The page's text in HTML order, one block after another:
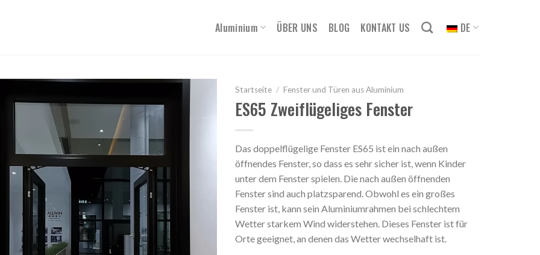
Aluminium ÜBER UNS BLOG KONTAKT US DE
Startseite / Fenster und Türen aus Aluminium
ES65 Zweiflügeliges Fenster
Das doppelflügelige Fenster ES65 ist ein nach außen
öffnendes Fenster, so dass es sehr sicher ist, wenn Kinder
unter dem Fenster spielen. Die nach außen öffnenden
Fenster sind auch platzsparend. Obwohl es ein großes
Fenster ist, kann sein Aluminiumrahmen bei schlechtem
Wetter starkem Wind widerstehen. Dieses Fenster ist für
Orte geeignet, an denen das Wetter wechselhaft ist.